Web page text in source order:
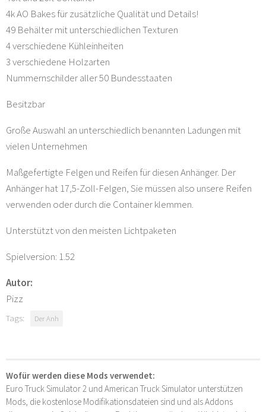
4k AO Bakes für zusätzliche Qualität und Details!
49 Behälter mit unterschiedlichen Texturen
4 verschiedene Kühleinheiten
3 verschiedene Holzarten
Nummernschilder aller 50 Bundesstaaten
Besitzbar
Große Auswahl an unterschiedlich benannten Ladungen mit
vielen Unternehmen
Maßgefertigte Felgen und Reifen für diesen Anhänger. Der
Anhänger hat 17,5-Zoll-Felgen, Sie müssen also unsere Reifen
verwenden oder durch die Container klemmen.
Unterstützt von den meisten Lichtpaketen
Spielversion: 1.52
Autor:
Pizz
Tags: Der Anh
Wofür werden diese Mods verwendet:
Euro Truck Simulator 2 und American Truck Simulator unterstützen
Mods, die kostenlose Modifikationsdateien sind und als Addons